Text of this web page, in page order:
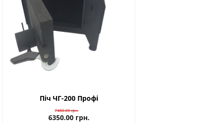
Піч ЧГ-200 Профі
7480.00грн.
6350.00 грн.